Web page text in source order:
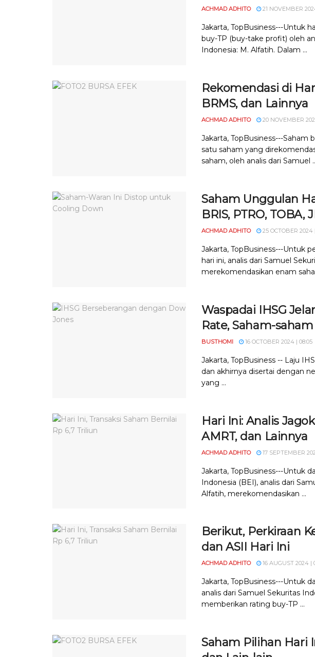
ACHMAD ADHITO 21 NOVEMBER
Jakarta, TopBusiness---Untuk
buy-TP (buy-take profit) oleh
Indonesia: M. Alfatih. Dalam ...
Rekomendasi di
BRMS, dan Lainnya
ACHMAD ADHITO 20 NOVEMBER
Jakarta, TopBusiness---Saham
satu saham yang
saham, oleh analis dari Samuel
Saham Unggulan
BRIS, PTRO, TOBA,
ACHMAD ADHITO 25 OCTOBER 2024
Jakarta, TopBusiness---Untuk
hari ini, analis dari Samuel
merekomendasikan enam
Waspadai IHSG
Rate, Saham-
BUSTHOMI 16 OCTOBER 2024 | 08:05
Jakarta, TopBusiness -- Laju
dan akhirnya disertai dengan
yang ...
Hari Ini: Analis
AMRT, dan Lainnya
ACHMAD ADHITO 17 SEPTEMBER
Jakarta, TopBusiness---Untuk
Indonesia (BEI), analis dari
Alfatih, merekomendasikan ...
Berikut, Perkiraan
dan ASII Hari Ini
ACHMAD ADHITO 16 AUGUST 2024 |
Jakarta, TopBusiness---Untuk
analis dari Samuel Sekuritas
memberikan rating buy-TP ...
Saham Pilihan Hari